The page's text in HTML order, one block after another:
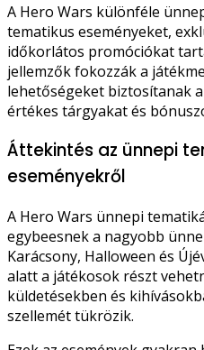
A Hero Wars különféle
tematikus eseményeket,
időkorlátos promóciókat
jellemzők fokozzák a
lehetőségeket biztosítanak
értékes tárgyakat és
Áttekintés az ünnepi
eseményekről
A Hero Wars ünnepi
egybeesnek a nagyobb
Karácsony, Halloween és
alatt a játékosok részt
küldetésekben és
szellemét tükrözik.